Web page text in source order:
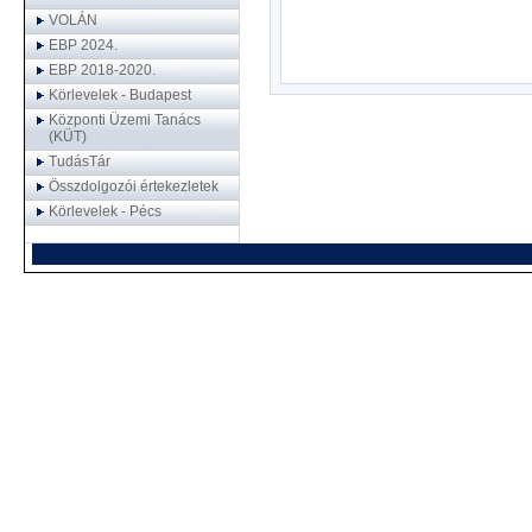
VOLÁN
EBP 2024.
EBP 2018-2020.
Körlevelek - Budapest
Központi Üzemi Tanács
(KÜT)
TudásTár
Összdolgozói értekezletek
Körlevelek - Pécs